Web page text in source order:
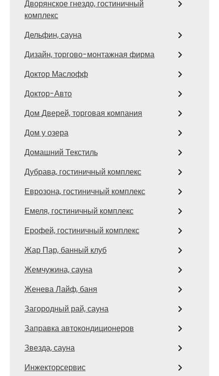
Дворянское гнездо, гостиничный
комплекс
Дельфин, сауна
Дизайн, торгово-монтажная фирма
Доктор Маслофф
Доктор-Авто
Дом Дверей, торговая компания
Дом у озера
Домашний Текстиль
Дубрава, гостиничный комплекс
Еврозона, гостиничный комплекс
Емеля, гостиничный комплекс
Ерофей, гостиничный комплекс
Жар Пар, банный клуб
Жемчужина, сауна
Женева Лайф, баня
Загородный рай, сауна
Заправка автокондиционеров
Звезда, сауна
Инжекторсервис